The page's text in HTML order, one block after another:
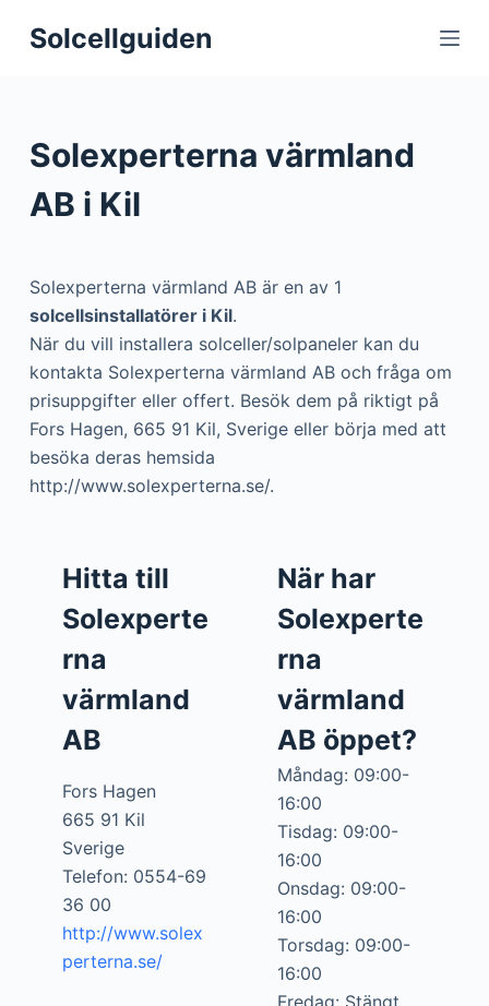
S
o
e
n
Solcellguiden
Solexperterna värmland
AB i Kil
Solexperterna värmland AB är en av 1
solcellsinstallatörer i Kil.
När du vill installera solceller/solpaneler kan du
kontakta Solexperterna värmland AB och fråga om
prisuppgifter eller offert. Besök dem på riktigt på
Fors Hagen, 665 91 Kil, Sverige eller börja med att
besöka deras hemsida
http://www.solexperterna.se/.
Hitta till
Solexperte
rna
värmland
AB
Fors Hagen
665 91 Kil
Sverige
Telefon: 0554-69
36 00
http://www.solex
perterna.se/
När har
Solexperte
rna
värmland
AB öppet?
Måndag: 09:00-
16:00
Tisdag: 09:00-
16:00
Onsdag: 09:00-
16:00
Torsdag: 09:00-
16:00
Fredag: Stängt